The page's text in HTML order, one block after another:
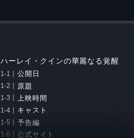
ハーレイ・クインの華麗なる覚醒
公開日
原題
上映時間
キャスト
予告編
公式サイト